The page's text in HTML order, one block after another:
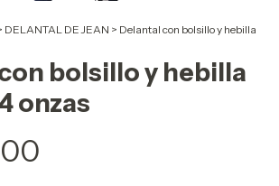
DELANTAL DE JEAN > Delantal con bolsillo y hebilla
bolsillo y hebilla
onzas